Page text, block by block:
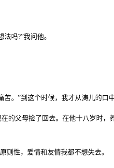
吗?”我问他。
”到这个时候，我才从涛儿的口中
父母捡了回去。在他十八岁时，
则性，爱情和友情我都不想失去。